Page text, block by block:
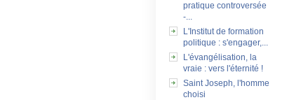
pratique controversée
-...
L'Institut de formation
politique : s'engager,...
L'évangélisation, la
vraie : vers l'éternité !
Saint Joseph, l'homme
choisi